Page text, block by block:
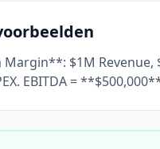
$1M Revenue,
EBITDA =